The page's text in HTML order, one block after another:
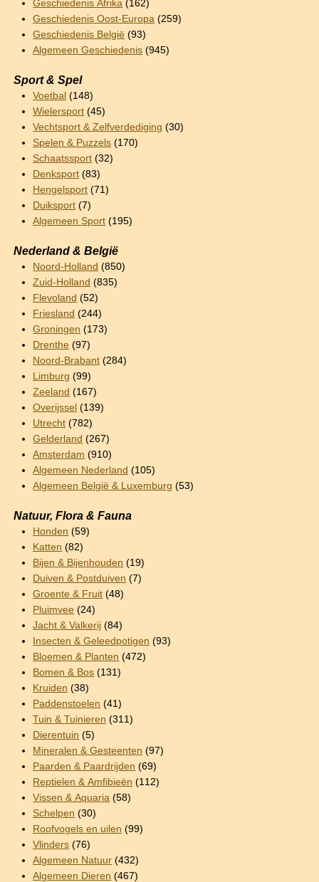
Geschiedenis Afrika (162)
Geschiedenis Oost-Europa (259)
Geschiedenis België (93)
Algemeen Geschiedenis (945)
Sport & Spel
Voetbal (148)
Wielersport (45)
Vechtsport & Zelfverdediging (30)
Spelen & Puzzels (170)
Schaatssport (32)
Denksport (83)
Hengelsport (71)
Duiksport (7)
Algemeen Sport (195)
Nederland & België
Noord-Holland (850)
Zuid-Holland (835)
Flevoland (52)
Friesland (244)
Groningen (173)
Drenthe (97)
Noord-Brabant (284)
Limburg (99)
Zeeland (167)
Overijssel (139)
Utrecht (782)
Gelderland (267)
Amsterdam (910)
Algemeen Nederland (105)
Algemeen België & Luxemburg (53)
Natuur, Flora & Fauna
Honden (59)
Katten (82)
Bijen & Bijenhouden (19)
Duiven & Postduiven (7)
Groente & Fruit (48)
Pluimvee (24)
Jacht & Valkerij (84)
Insecten & Geleedpotigen (93)
Bloemen & Planten (472)
Bomen & Bos (131)
Kruiden (38)
Paddenstoelen (41)
Tuin & Tuinieren (311)
Dierentuin (5)
Mineralen & Gesteenten (97)
Paarden & Paardrijden (69)
Reptielen & Amfibieën (112)
Vissen & Aquaria (58)
Schelpen (30)
Roofvogels en uilen (99)
Vlinders (76)
Algemeen Natuur (432)
Algemeen Dieren (467)